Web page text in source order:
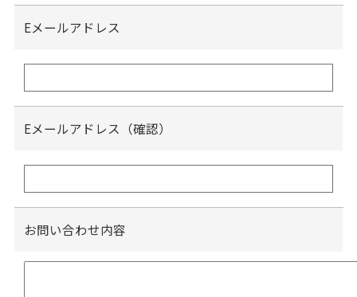
Eメールアドレス
Eメールアドレス（確認）
お問い合わせ内容